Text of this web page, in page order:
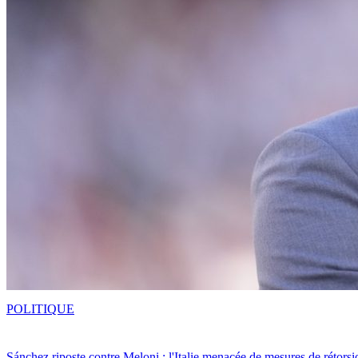
POLITIQUE